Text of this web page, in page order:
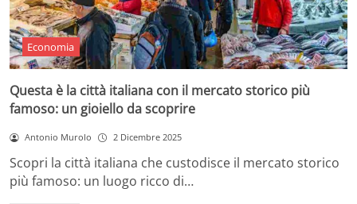
Economia
Questa è la città italiana con il mercato storico più
famoso: un gioiello da scoprire
Antonio Murolo 2 Dicembre 2025
Scopri la città italiana che custodisce il mercato storico
più famoso: un luogo ricco di…